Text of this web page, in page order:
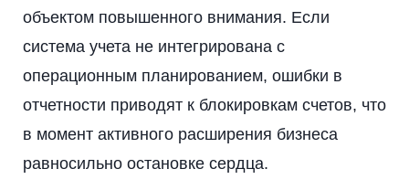
объектом повышенного внимания. Если
система учета не интегрирована с
операционным планированием, ошибки в
отчетности приводят к блокировкам счетов, что
в момент активного расширения бизнеса
равносильно остановке сердца.